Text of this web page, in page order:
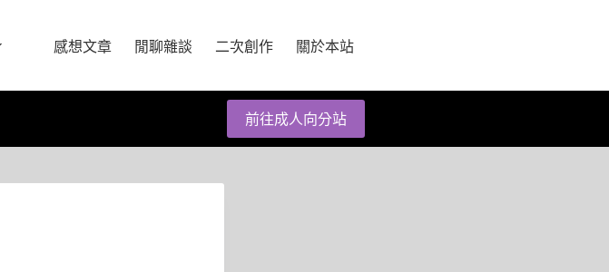
感想文章 閒聊雜談 二次創作 關於本站
前往成人向分站